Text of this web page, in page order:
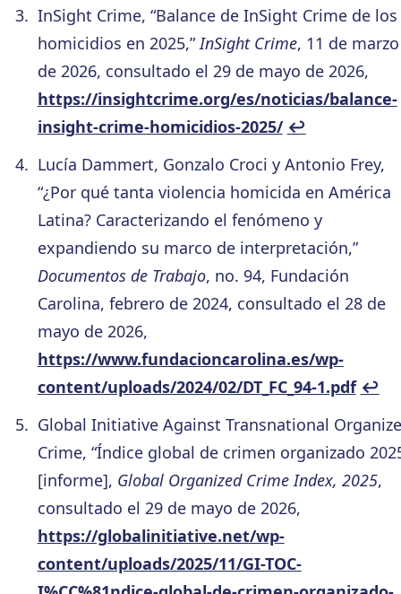
InSight Crime, “Balance de InSight Crime de los
homicidios en 2025,”InSight Crime, 11 de marzo
de 2026, consultado el 29 de mayo de 2026,
https://insightcrime.org/es/noticias/balance-
insight-crime-homicidios-2025/ ↩︎
Lucía Dammert, Gonzalo Croci y Antonio Frey,
“¿Por qué tanta violencia homicida en América
Latina? Caracterizando el fenómeno y
expandiendo su marco de interpretación,”
Documentos de Trabajo, no. 94, Fundación
Carolina, febrero de 2024, consultado el 28 de
mayo de 2026,
https://www.fundacioncarolina.es/wp-
content/uploads/2024/02/DT_FC_94-1.pdf ↩︎
Global Initiative Against Transnational
Crime, “Índice global de crimen organizado
[informe], Global Organized Crime Index, 2025,
consultado el 29 de mayo de 2026,
https://globalinitiative.net/wp-
content/uploads/2025/11/GI-TOC-